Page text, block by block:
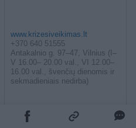
www.krizesiveikimas.lt
+370 640 51555
Antakalnio g. 97–47, Vilnius (I–
V 16.00– 20.00 val., VI 12.00–
16.00 val., švenčių dienomis ir
sekmadieniais nedirba)